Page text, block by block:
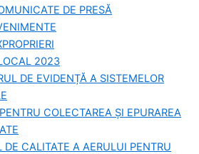
DE PRESĂ
2023
DE EVIDENȚĂ A SISTEMELOR
COLECTAREA ȘI EPURAREA
DE CALITATE A AERULUI PENTRU